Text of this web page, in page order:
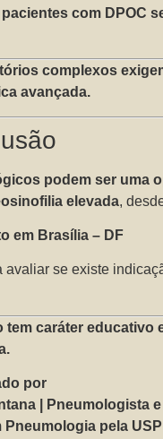
com DPOC
complexos
avançada.
podem ser uma
elevada,
em Brasília – DF
avaliar se existe
tem caráter
por
| Pneumologista
Pneumologia pela